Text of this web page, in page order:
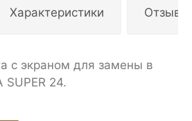
Характеристики
с экраном для замены в
SUPER 24.